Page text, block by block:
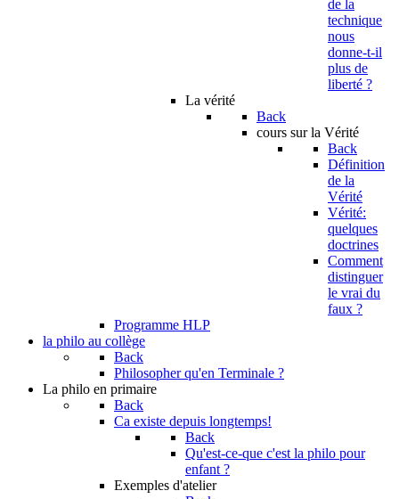
de la
technique
nous
donne-t-il
plus de
liberté ?
La vérité
Back
cours sur la Vérité
Back
Définition
de la
Vérité
Vérité:
quelques
doctrines
Comment
distinguer
le vrai du
faux ?
Programme HLP
la philo au collège
Back
Philosopher qu'en Terminale ?
La philo en primaire
Back
Ca existe depuis longtemps!
Back
Qu'est-ce-que c'est la philo pour
enfant ?
Exemples d'atelier